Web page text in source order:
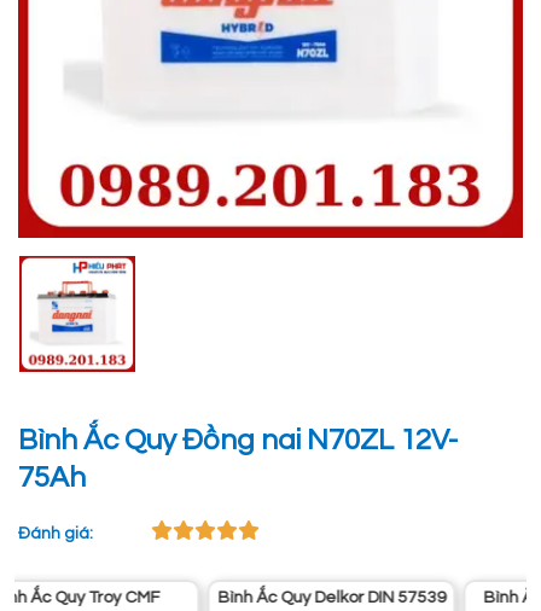
Bình Ắc Quy Đồng nai N70ZL 12V-
75Ah
Đánh giá:
Bình Ắc Quy Delkor DIN 57539
Bình Ắc Quy Đồng Nai CMF